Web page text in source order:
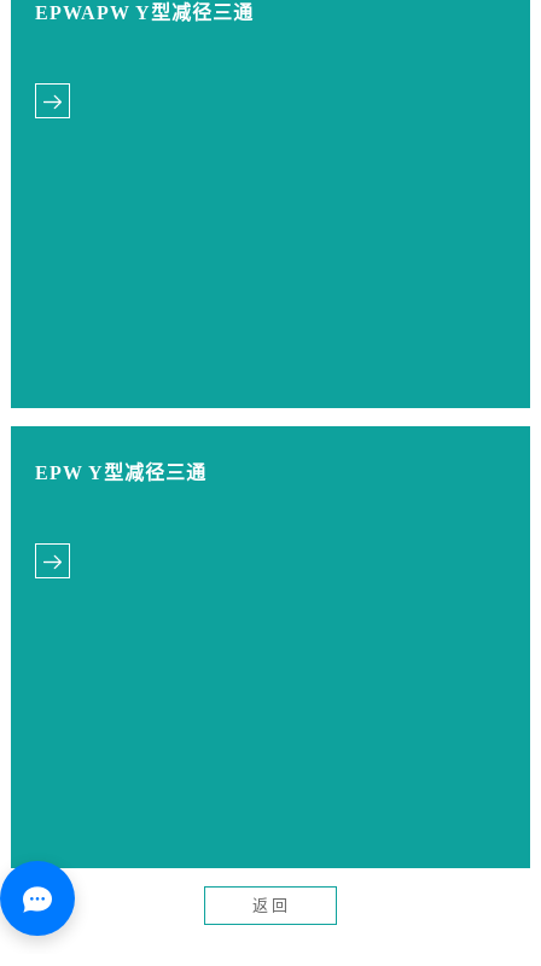
EPWAPW Y型减径三通
EPW Y型减径三通
返 回